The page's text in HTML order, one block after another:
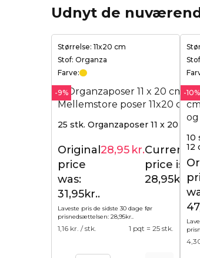
Udnyt de
Størrelse: 11x20 cm
Stof: Organza
Farve:
-9%
25 stk. Organzaposer 11 x 20 cm -
Original
price
was:
31,95kr..
28,95 kr.Current
price is:
28,95kr..
Laveste pris de sidste 30 dage før
prisnedsættelsen: 28,95kr.
1,16 kr. / stk. 1 pqt = 25 stk.
-10%
10
12